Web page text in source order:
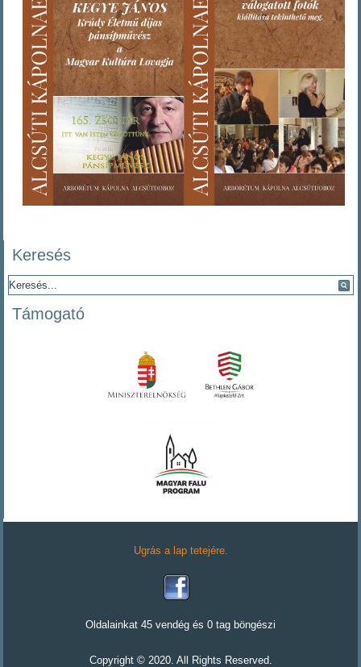
Keresés
Támogató
Ugrás a lap tetejére.
Oldalainkat 45 vendég és 0 tag böngészi
Copyright © 2020. All Rights Reserved.